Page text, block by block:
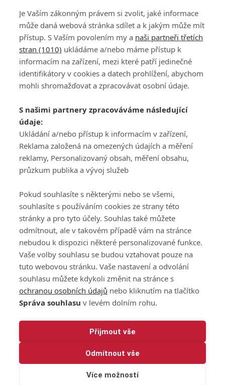
Je Vaším zákonným právem si zvolit, jaké informace
může daná webová stránka sdílet a k jakým může mít
přístup. S Vaším povolením my a naši partneři třetích
stran (1010) ukládáme a/nebo máme přístup k
informacím na zařízení, mezi které patří jedinečné
identifikátory v cookies a datech prohlížení, abychom
mohli shromažďovat a zpracovávat osobní údaje.
S našimi partnery zpracováváme následující
údaje:
Ukládání a/nebo přístup k informacím v zařízení,
Reklama založená na omezených údajích a měření
reklamy, Personalizovaný obsah, měření obsahu,
průzkum publika a vývoj služeb
Pokud souhlasíte s některými nebo se všemi,
souhlasíte s používáním cookies ze strany této
stránky a pro tyto účely. Souhlas také můžete
odmítnout, ale v takovém případě vám na stránce
nebudou k dispozici některé personalizované funkce.
Vaše volby souhlasu se budou vztahovat pouze na
tuto webovou stránku. Vaše nastavení a odvolání
souhlasu můžete kdykoli změnit na stránce s
ochranou osobních údajů nebo kliknutím na tlačítko
Správa souhlasu v levém dolním rohu.
Přijmout vše
Odmítnout vše
Více možností
Double bogey Kouskové náladu nezkazilo, po
třetím kole se drží ve čtvrté desítce
Všeobecné obchodní
podmínky služby
GolfExtra.cz Premium
Podmínky zpracování
osobních údajů při
GolfExtra
Ceník GolfExtra.cz
Premium
Doporučené odkazy
ATV CZ, s.r.o.
140 00 Praha 4
Editor
Honza Fait
+420 723 898 969
fait@golfextra.cz
Obchod
Edita Hanušová
+420 724 150 784
hanusova@relmost.cz
Pavel Poulíček